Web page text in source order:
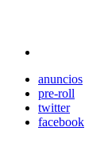
anuncios
pre-roll
twitter
facebook